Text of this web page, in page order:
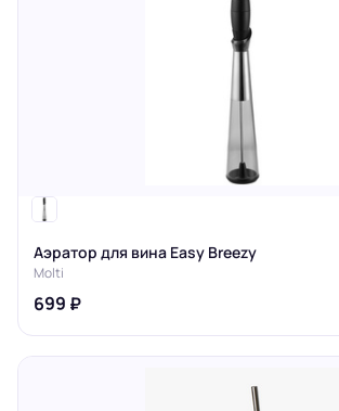
Аэратор для вина Easy Breezy
Molti
699 ₽